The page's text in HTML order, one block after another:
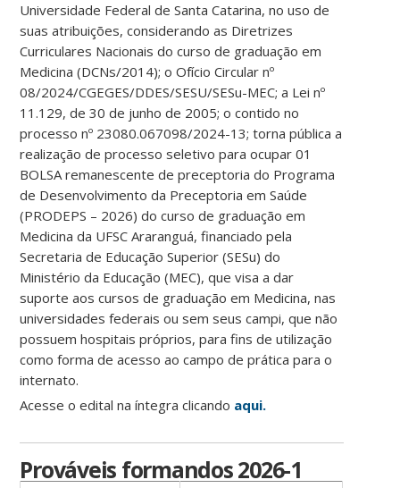
Universidade Federal de Santa Catarina, no uso de
suas atribuições, considerando as Diretrizes
Curriculares Nacionais do curso de graduação em
Medicina (DCNs/2014); o Ofício Circular nº
08/2024/CGEGES/DDES/SESU/SESu-MEC; a Lei nº
11.129, de 30 de junho de 2005; o contido no
processo nº 23080.067098/2024-13; torna pública a
realização de processo seletivo para ocupar 01
BOLSA remanescente de preceptoria do Programa
de Desenvolvimento da Preceptoria em Saúde
(PRODEPS – 2026) do curso de graduação em
Medicina da UFSC Araranguá, financiado pela
Secretaria de Educação Superior (SESu) do
Ministério da Educação (MEC), que visa a dar
suporte aos cursos de graduação em Medicina, nas
universidades federais ou sem seus campi, que não
possuem hospitais próprios, para fins de utilização
como forma de acesso ao campo de prática para o
internato.
Acesse o edital na íntegra clicando aqui.
Prováveis formandos 2026-1